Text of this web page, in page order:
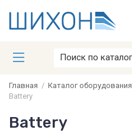
Главная / Каталог оборудования
Battery
Battery